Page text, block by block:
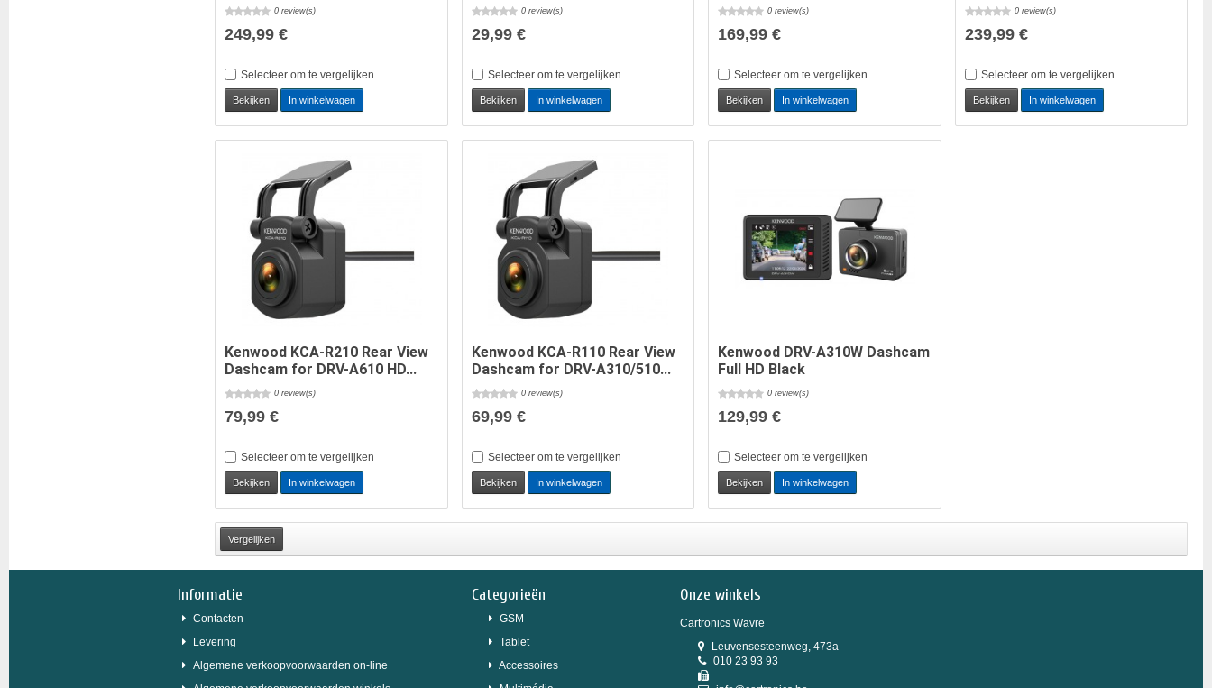
0 review(s)
249,99 €
Selecteer om te vergelijken
Bekijken In winkelwagen
0 review(s)
29,99 €
Selecteer om te vergelijken
Bekijken In winkelwagen
0 review(s)
169,99 €
Selecteer om te vergelijken
Bekijken In winkelwagen
0 review(s)
239,99 €
Selecteer om te vergelijken
Bekijken In winkelwagen
Kenwood KCA-R210 Rear View
Dashcam for DRV-A610 HD...
0 review(s)
79,99 €
Selecteer om te vergelijken
Bekijken In winkelwagen
Kenwood KCA-R110 Rear View
Dashcam for DRV-A310/510...
0 review(s)
69,99 €
Selecteer om te vergelijken
Bekijken In winkelwagen
Kenwood DRV-A310W Dashcam
Full HD Black
0 review(s)
129,99 €
Selecteer om te vergelijken
Bekijken In winkelwagen
Informatie
Contacten
Levering
Algemene verkoopvoorwaarden on-line
Categorieën
GSM
Tablet
Accessoires
Onze winkels
Cartronics Wavre
Leuvensesteenweg, 473a
010 23 93 93